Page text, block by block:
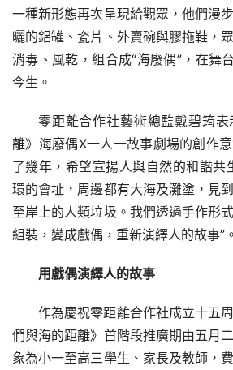
一種新形態再次呈現給觀眾，他們漫
曬的鋁罐、瓷片、外賣碗與膠拖鞋，
消毒、風乾，組合成“海廢偶”，在舞
今生。
零距離合作社藝術總監戴碧筠
離》海廢偶X一人一故事劇場的創作
了幾年，希望宣揚人與自然的和諧共
環的會址，周邊都有大海及灘塗，見
至岸上的人類垃圾。我們透過手作形
組裝，變成戲偶，重新演繹人的故事”。
用戲偶演繹人的故事
作為慶祝零距離合作社成立十五
們與海的距離》首階段推廣期由五月
象為小一至高三學生、家長及教師，